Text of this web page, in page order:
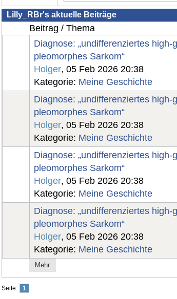
Lilly_RBr's aktuelle Beiträge
Beitrag / Thema
Mehr
Diagnose: „undifferenziertes high-
pleomorphes Sarkom“
Holger, 05 Feb 2026 20:38
Kategorie: Meine Geschichte
Diagnose: „undifferenziertes high-
pleomorphes Sarkom“
Holger, 05 Feb 2026 20:38
Kategorie: Meine Geschichte
Diagnose: „undifferenziertes high-
pleomorphes Sarkom“
Holger, 05 Feb 2026 20:38
Kategorie: Meine Geschichte
Diagnose: „undifferenziertes high-
pleomorphes Sarkom“
Holger, 05 Feb 2026 20:38
Kategorie: Meine Geschichte
Seite: 1